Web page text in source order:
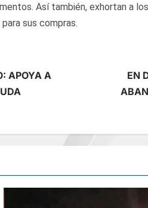
Así también, exhortan a
sus compras.
APOYA A
EN